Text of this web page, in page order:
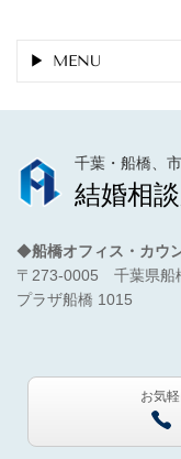
MENU
千葉・船橋、
結婚相
◆船橋オフィス・カウ
〒273-0005 千葉県船
プラザ船橋 1015
お気